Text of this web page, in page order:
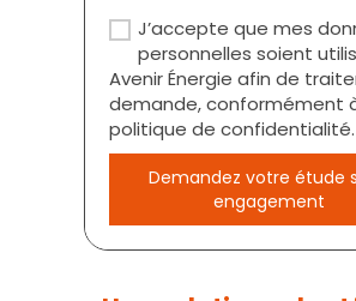
J’accepte que mes
personnelles soient
Avenir Énergie afin de
demande, conformément
politique de confidentialité.
Demandez votre étude
engagement